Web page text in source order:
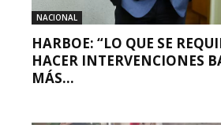
NACIONAL
HARBOE: “LO QUE SE
HACER INTERVENCIONES
MÁS...